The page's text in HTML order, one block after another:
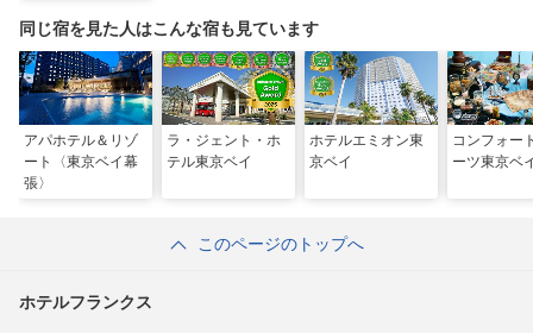
同じ宿を見た人はこんな宿も見ています
アパホテル＆リゾ
ート〈東京ベイ幕
張〉
ラ・ジェント・ホ
テル東京ベイ
ホテルエミオン東
京ベイ
コンフォー
ーツ東京ベ
このページのトップへ
ホテルフランクス